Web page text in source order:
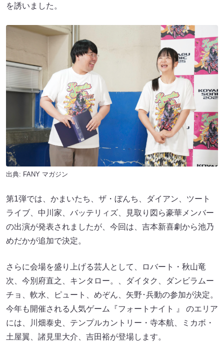
を誘いました。
出典: FANY マガジン
第1弾では、かまいたち、ザ・ぼんち、ダイアン、ツート
ライブ、中川家、バッテリィズ、見取り図ら豪華メンバー
の出演が発表されましたが、今回は、吉本新喜劇から池乃
めだかが追加で決定。
さらに会場を盛り上げる芸人として、ロバート・秋山竜
次、今別府直之、キンタロー。、ダイタク、ダンビラムー
チョ、軟水、ピュート、めぞん、矢野･兵動の参加が決定。
今年も開催される人気ゲーム『フォートナイト 』 のエリア
には、川畑泰史、テンプルカントリー・寺本航、ミカボ・
土屋翼、諸見里大介、吉田裕が登場します。